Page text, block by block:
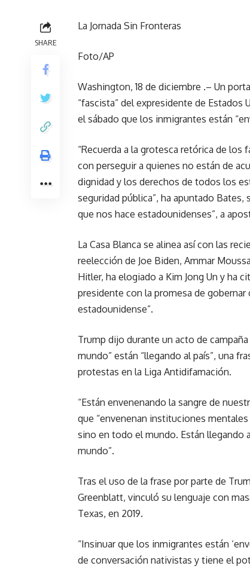
SHARE
La Jornada Sin Fronteras
Foto/AP
Washington, 18 de diciembre .– Un
“fascista” del expresidente de
el sábado que los inmigrantes están
“Recuerda a la grotesca retórica de
con perseguir a quienes no están de
dignidad y los derechos de todos los
seguridad pública”, ha apuntado
que nos hace estadounidenses”, a
La Casa Blanca se alinea así con las
reelección de Joe Biden, Ammar
Hitler, ha elogiado a Kim Jong Un y ha
presidente con la promesa de
estadounidense”.
Trump dijo durante un acto de
mundo” están “llegando al país”, una
protestas en la Liga Antidifamación.
“Están envenenando la sangre de
que “envenenan instituciones
sino en todo el mundo. Están llegando
mundo”.
Tras el uso de la frase por parte de
Greenblatt, vinculó su lenguaje con
Texas, en 2019.
“Insinuar que los inmigrantes están
de conversación nativistas y tiene el